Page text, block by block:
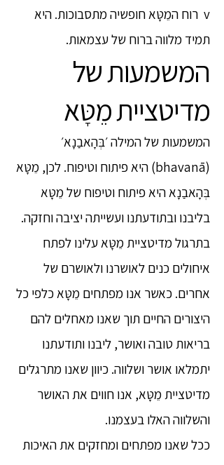
v רוח המֵטָּא חופשיה מתסבוכות. היא
תמיד מלווה ברוח של עצמאות.
המשמעות של
מדיטציית מֵטָּא
המשמעות של המילה ׳בְּהָאבַנָא׳
(bhavanā) היא פיתוח וטיפוח. לכן, מֵטָּא
בְּהָאבַנָא היא פיתוח וטיפוח של מֵטָּא
בליבנו ובתודעתנו ועשייתה יציבה וחזקה.
בתרגול מדיטציית מֵטָּא עלינו לפתח
איחולים כנים לאושרנו ולאושרם של
אחרים. כאשר אנו מפתחים מֵטָּא כלפי כל
היצורים החיים תוך שאנו מאחלים להם
בריאות טובה ואושר, ליבנו ותודעתנו
יתמלאו אושר ושלווה. כיוון שאנו מתרגלים
מדיטציית מֵטָּא, אנו חווים את האושר
והשלווה האלו בעצמנו.
ככל שאנו מפתחים ומחזקים את האיכות